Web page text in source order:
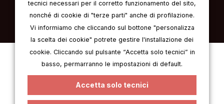
tecnici necessari per il corretto funzionamento del sito,
nonché di cookie di "terze parti" anche di profilazione.
Vi informiamo che cliccando sul bottone "personalizza
la scelta dei cookie" potrete gestire l'installazione dei
cookie. Cliccando sul pulsante “Accetta solo tecnici” in
basso, permarranno le impostazioni di default.
Accetta solo tecnici
Italienisch Englisch
Deutsch
Französisch